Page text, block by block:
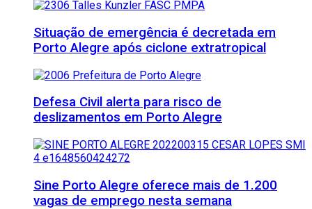
Situação de emergência é decretada em
Porto Alegre após ciclone extratropical
Defesa Civil alerta para risco de
deslizamentos em Porto Alegre
Sine Porto Alegre oferece mais de 1.200
vagas de emprego nesta semana